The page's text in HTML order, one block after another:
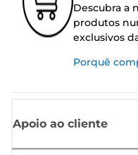
Descubra a
produtos
exclusivos
Porquê
Apoio ao cliente